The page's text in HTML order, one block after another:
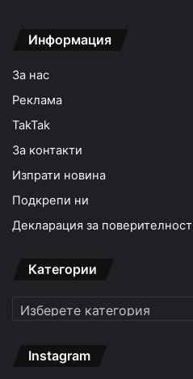
Информация
За нас
Реклама
TakTak
За контакти
Изпрати новина
Подкрепи ни
Декларация за поверителност
Категории
Категории
Instagram